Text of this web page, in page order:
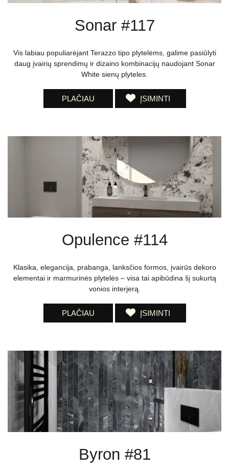
Sonar #117
Vis labiau populiarėjant Terazzo tipo plytelėms, galime pasiūlyti
daug įvairių sprendimų ir dizaino kombinacijų naudojant Sonar
White sienų plyteles.
PLAČIAU ĮSIMINTI
Opulence #114
Klasika, elegancija, prabanga, lanksčios formos, įvairūs dekoro
elementai ir marmurinės plytelės – visa tai apibūdina šį sukurtą
vonios interjerą.
PLAČIAU ĮSIMINTI
Byron #81